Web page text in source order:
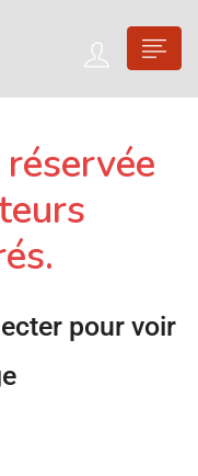
pour voir